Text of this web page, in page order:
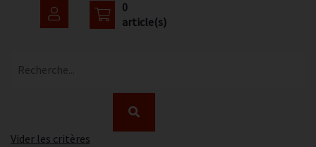
0
article(s)
Recherche...
Vider les critères